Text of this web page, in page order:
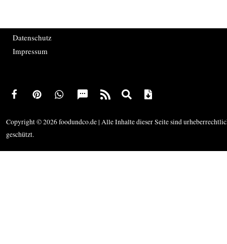
Datenschutz
Impressum
Copyright © 2026 foodundco.de | Alle Inhalte dieser Seite sind
geschützt.